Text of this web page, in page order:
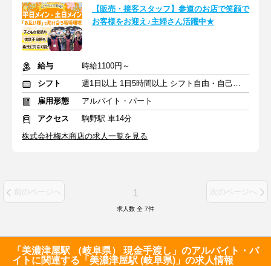
【販売・接客スタッフ】参道のお店で笑顔で
お客様をお迎え♪主婦さん活躍中★
給与
時給1100円～
シフト
週1日以上 1日5時間以上 シフト自由・自己申告
雇用形態
アルバイト・パート
アクセス
駒野駅 車14分
株式会社梅木商店の求人一覧を見る
前のページへ 1 次のページへ
求人数 全 7件
「美濃津屋駅 （岐阜県） 現金手渡し」のアルバイト・バ
イトに関連する「美濃津屋駅 (岐阜県)」の求人情報